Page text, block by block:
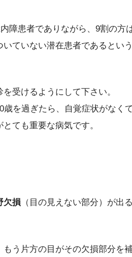
障患者でありながら、9割の方
ていない潜在患者であるとい
受けるようにして下さい。
を過ぎたら、自覚症状がなく
ても重要な病気です。
欠損 （目の見えない部分）が出
う片方の目がその欠損部分を